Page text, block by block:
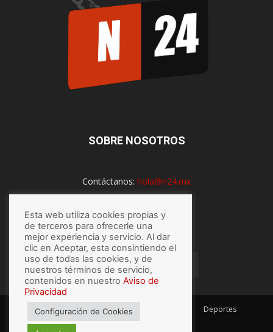
SOBRE NOSOTROS
Contáctanos: hola@n24.mx
SÍGUENOS
México Mundo Economía
Deportes
Espectaculos
Esta web utiliza cookies propias y
de terceros para ofrecerle una
mejor experiencia y servicio. Al dar
clic en Aceptar, esta consintiendo el
uso de todas las cookies, y de
nuestros términos de servicio,
contenidos en nuestro Aviso de
Privacidad
Configuración de Cookies